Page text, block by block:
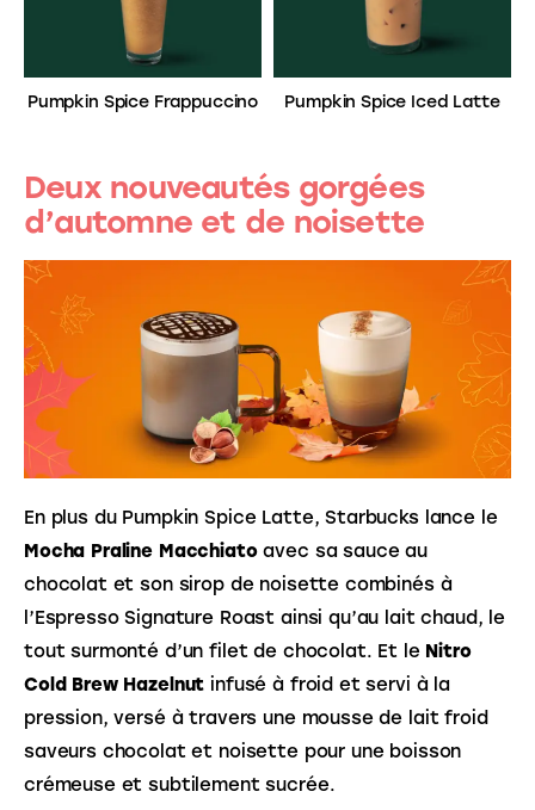
Pumpkin Spice Frappuccino Pumpkin Spice Iced Latte
Deux nouveautés gorgées
d’automne et de noisette
En plus du Pumpkin Spice Latte, Starbucks lance le
Mocha Praline Macchiatoavec sa sauce au
chocolat et son sirop de noisette combinés à
l’Espresso Signature Roast ainsi qu’au lait chaud, le
tout surmonté d’un filet de chocolat. Et le Nitro
Cold Brew Hazelnutinfusé à froid et servi à la
pression, versé à travers une mousse de lait froid
saveurs chocolat et noisette pour une boisson
crémeuse et subtilement sucrée.